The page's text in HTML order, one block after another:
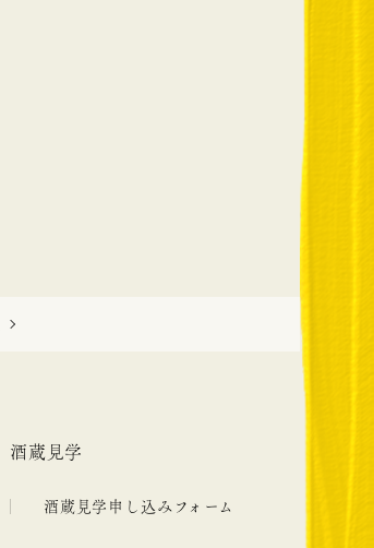
酒蔵見学
酒蔵見学申し込みフォーム